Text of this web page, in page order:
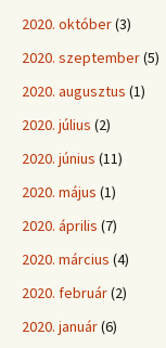
2020. október(3)
2020. szeptember(5)
2020. augusztus (1)
2020. július (2)
2020. június (11)
2020. május (1)
2020. április (7)
2020. március (4)
2020. február(2)
2020. január(6)